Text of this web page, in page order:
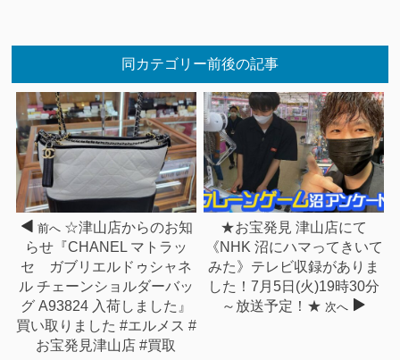
同カテゴリー前後の記事
前へ ☆津山店からのお知
らせ『CHANEL マトラッ
セ ガブリエルドゥシャネ
ル チェーンショルダーバッ
グ A93824 入荷しました』
買い取りました #エルメス #
お宝発見津山店 #買取
★お宝発見 津山店にて
《NHK 沼にハマってきいて
みた》テレビ収録がありま
した！7月5日(火)19時30分
～放送予定！★ 次へ